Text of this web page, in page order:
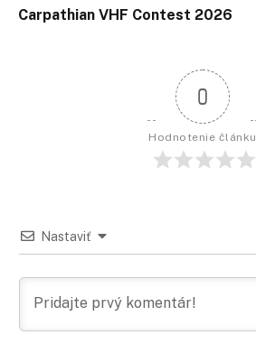
Carpathian VHF Contest 2026
0
Hodnotenie článku
Nastaviť